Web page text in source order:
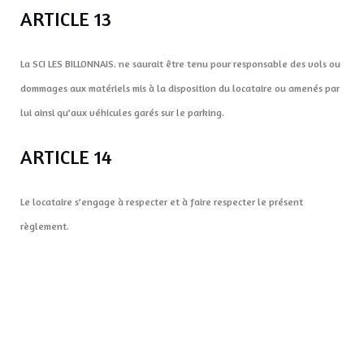
ARTICLE 13
La SCI LES BILLONNAIS. ne saurait être tenu pour responsable des vols ou
dommages aux matériels mis à la disposition du locataire ou amenés par
lui ainsi qu’aux véhicules garés sur le parking.
ARTICLE 14
Le locataire s’engage à respecter et à faire respecter le présent
règlement.